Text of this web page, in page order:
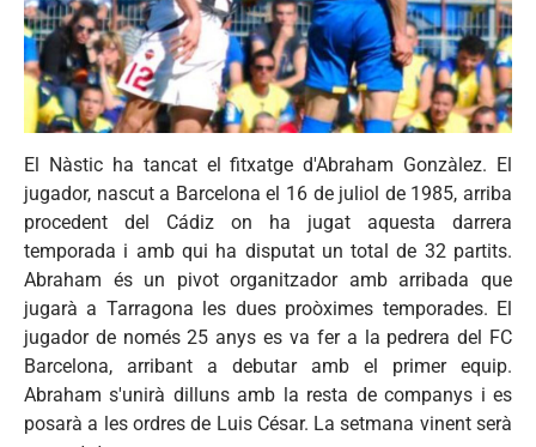
El Nàstic ha tancat el fitxatge d'Abraham Gonzàlez. El
jugador, nascut a Barcelona el 16 de juliol de 1985, arriba
procedent del Cádiz on ha jugat aquesta darrera
temporada i amb qui ha disputat un total de 32 partits.
Abraham és un pivot organitzador amb arribada que
jugarà a Tarragona les dues proòximes temporades. El
jugador de només 25 anys es va fer a la pedrera del FC
Barcelona, arribant a debutar amb el primer equip.
Abraham s'unirà dilluns amb la resta de companys i es
posarà a les ordres de Luis César. La setmana vinent serà